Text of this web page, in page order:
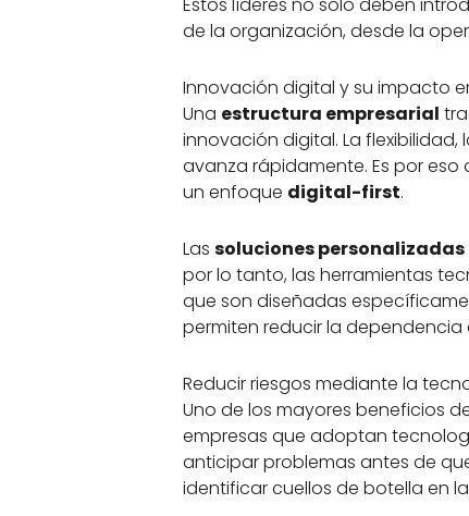
de la organización, desde la
Innovación digital y su impacto
Una estructura empresarial
innovación digital. La
avanza rápidamente. Es por
un enfoque digital-first.
Las soluciones personalizadas
por lo tanto, las herramientas
que son diseñadas
permiten reducir la
Reducir riesgos mediante la
Uno de los mayores beneficios
empresas que adoptan
anticipar problemas antes de
identificar cuellos de botella en